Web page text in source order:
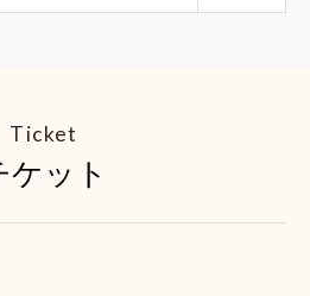
Ticket
ケット